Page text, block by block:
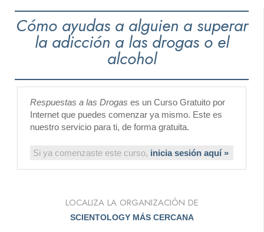
Cómo ayudas a alguien a superar
la adicción a las drogas o el
alcohol
Respuestas a las Drogas es un Curso Gratuito por
Internet que puedes comenzar ya mismo. Este es
nuestro servicio para ti, de forma gratuita.
Si ya comenzaste este curso, inicia sesión aquí »
LOCALIZA LA ORGANIZACIÓN DE
SCIENTOLOGY MÁS CERCANA